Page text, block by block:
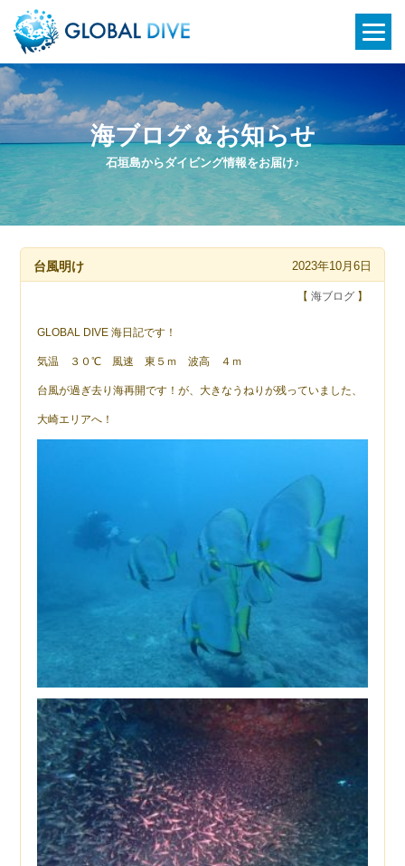
石垣島からダイビング情報をお届け♪
海ブログ＆お知らせ
台風明け 2023年10月6日
【 海ブログ】
GLOBAL DIVE 海日記です！
気温 ３０℃ 風速 東５ｍ 波高 ４ｍ
台風が過ぎ去り海再開です！が、大きなうねりが残っていました、
大崎エリアへ！